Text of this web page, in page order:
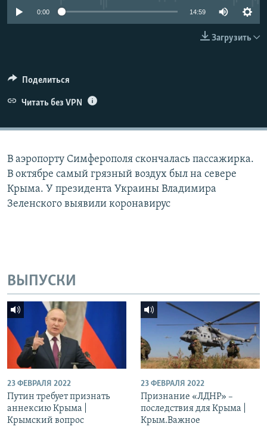
0:00 14:59
Загрузить
Поделиться
Читать без VPN
В аэропорту Симферополя скончалась пассажирка.
В октябре самый грязный воздух был на севере
Крыма. У президента Украины Владимира
Зеленского выявили коронавирус
ВЫПУСКИ
23 ФЕВРАЛЯ 2022
Путин требует признать
аннексию Крыма |
Крымский вопрос
23 ФЕВРАЛЯ 2022
Признание «ЛДНР» –
последствия для Крыма |
Крым.Важное